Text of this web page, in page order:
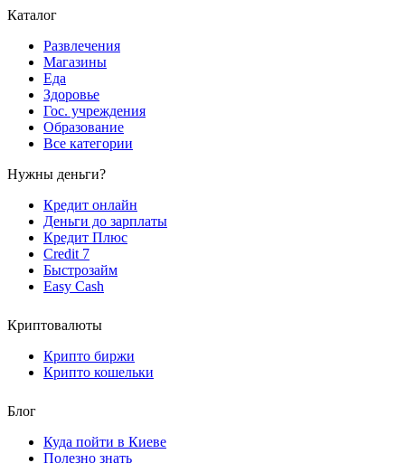
Каталог
Развлечения
Магазины
Еда
Здоровье
Гос. учреждения
Образование
Все категории
Нужны деньги?
Кредит онлайн
Деньги до зарплаты
Кредит Плюс
Credit 7
Быстрозайм
Easy Cash
Криптовалюты
Крипто биржи
Крипто кошельки
Блог
Куда пойти в Киеве
Полезно знать